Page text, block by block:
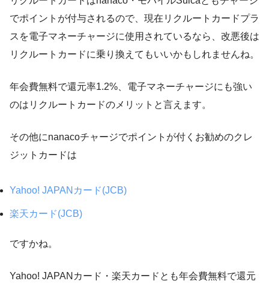
でポイントが付与されるので、現在リクルートカードプラ
スを電子マネーチャージに使用されているなら、改悪後は
リクルートカードに乗り換えてもいいかもしれませんね。
年会費無料で還元率1.2%、電子マネーチャージにも強い
のはリクルートカードのメリットと言えます。
その他にnanacoチャージでポイントが付くお勧めのクレ
ジットカードは
Yahoo! JAPANカード(JCB)
楽天カード(JCB)
ですかね。
Yahoo! JAPANカード・楽天カードとも年会費無料で還元